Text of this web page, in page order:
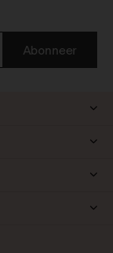
Abonneer